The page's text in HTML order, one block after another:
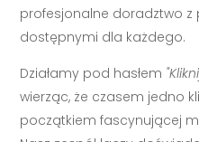
profesjonalne doradztwo z
dostępnymi dla każdego.
Działamy pod hasłem
wierząc, że czasem jedno
początkiem fascynującej